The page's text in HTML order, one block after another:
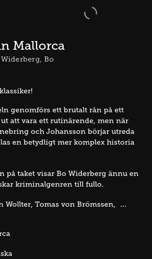
Mallorca
Widerberg, Bo
genomförs ett brutalt rån på ett
att vara ett rutinärende, men när
och Johansson börjar utreda
en betydligt mer komplex historia
på taket visar Bo Widerberg ännu en
kriminalgenren till fullo.
Wollter Tomas von Brömssen Håkan